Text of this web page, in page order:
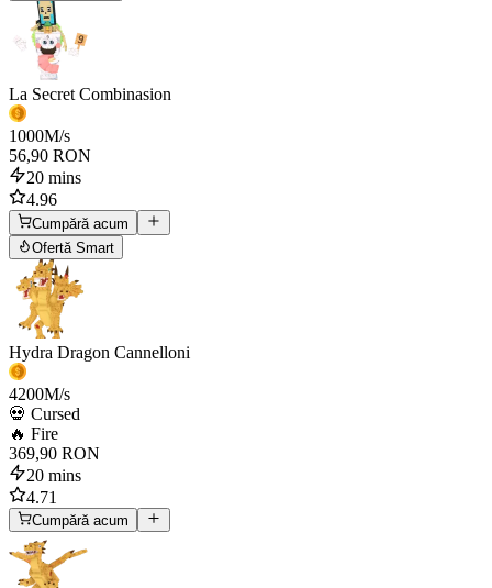
La Secret Combinasion
1000M/s
56,90 RON
20 mins
4.96
Cumpără acum
Ofertă Smart
Hydra Dragon Cannelloni
4200M/s
💀 Cursed
🔥 Fire
369,90 RON
20 mins
4.71
Cumpără acum